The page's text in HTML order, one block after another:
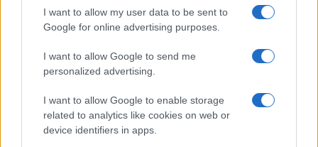
I want to allow my user data to be sent to
Google for online advertising purposes.
I want to allow Google to send me
personalized advertising.
I want to allow Google to enable storage
related to analytics like cookies on web or
device identifiers in apps.
Personali
Francesca Lombardi · 29 Lug 2026